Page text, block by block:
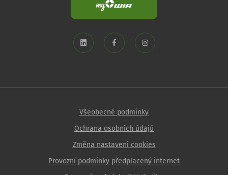
Všeobecné podmínky
Ochrana osobních údajů
Změna nastavení cookies
Provozní podmínky předplacený internet